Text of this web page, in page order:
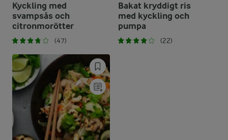
Kyckling med
svampsås och
citronmorötter
(47)
Bakat kryddigt ris
med kyckling och
pumpa
(22)